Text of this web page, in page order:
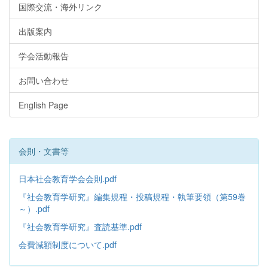
国際交流・海外リンク
出版案内
学会活動報告
お問い合わせ
English Page
会則・文書等
日本社会教育学会会則.pdf
『社会教育学研究』編集規程・投稿規程・執筆要領（第59巻
～）.pdf
『社会教育学研究』査読基準.pdf
会費減額制度について.pdf